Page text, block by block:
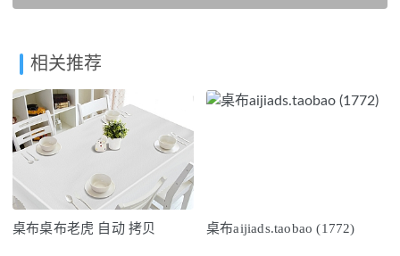
相关推荐
桌布桌布老虎 自动 拷贝 桌布aijiads.taobao (1772)